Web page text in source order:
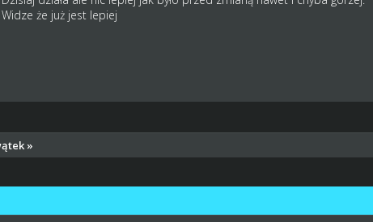
Widze że już jest lepiej
»